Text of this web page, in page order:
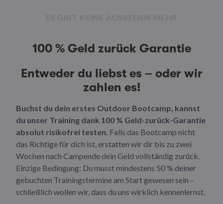
100 % Geld zurück Garantie
Entweder du liebst es – oder wir
zahlen es!
Buchst du dein erstes Outdoor Bootcamp, kannst
du unser Training dank 100 % Geld-zurück-Garantie
absolut risikofrei testen. Falls das Bootcamp nicht
das Richtige für dich ist, erstatten wir dir bis zu zwei
Wochen nach Campende dein Geld vollständig zurück.
Einzige Bedingung: Du musst mindestens 50 % deiner
gebuchten Trainingstermine am Start gewesen sein –
schließlich wollen wir, dass du uns wirklich kennenlernst.